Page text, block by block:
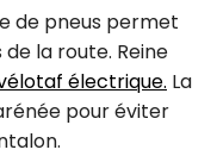
de pneus permet
la route. Reine
électrique. La
pour éviter